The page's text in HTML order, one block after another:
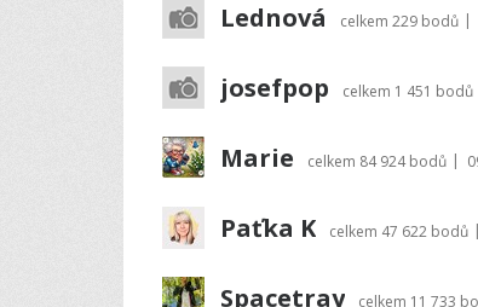
Lednová celkem 229 bodů |
josefpop celkem 1 451 bodů
Marie celkem 84 924 bodů |
Paťka K celkem 47 622 bodů |
Spacetray celkem 11 733